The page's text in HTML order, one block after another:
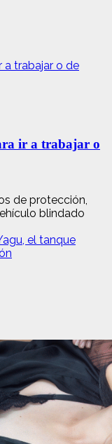
a trabajar o de
ir a trabajar o
de protección,
blindado
el tanque